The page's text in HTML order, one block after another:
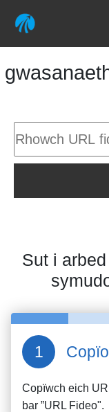
Sut i
Copïwch eich
bar ”URL Fideo".